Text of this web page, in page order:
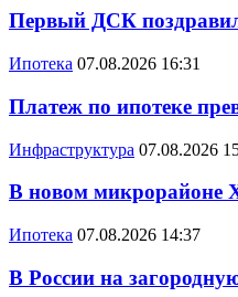
Первый ДСК
Ипотека 07.08.2026 16:31
Платеж по ипотеке
Инфраструктура 07.08.2026
В новом микрорайоне
Ипотека 07.08.2026 14:37
В России на